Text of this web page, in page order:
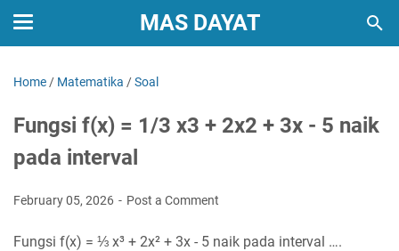
MAS DAYAT
Home / Matematika /Soal
Fungsi f(x) = 1/3 x3 + 2x2 + 3x - 5 naik
pada interval
February 05, 2026 Post a Comment
Fungsi f(x) = ⅓ x³ + 2x² + 3x - 5 naik pada interval ….